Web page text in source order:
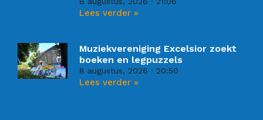
Lees verder »
Muziekvereniging Excelsior zoekt
boeken en legpuzzels
8 augustus, 2026 20:50
Lees verder »